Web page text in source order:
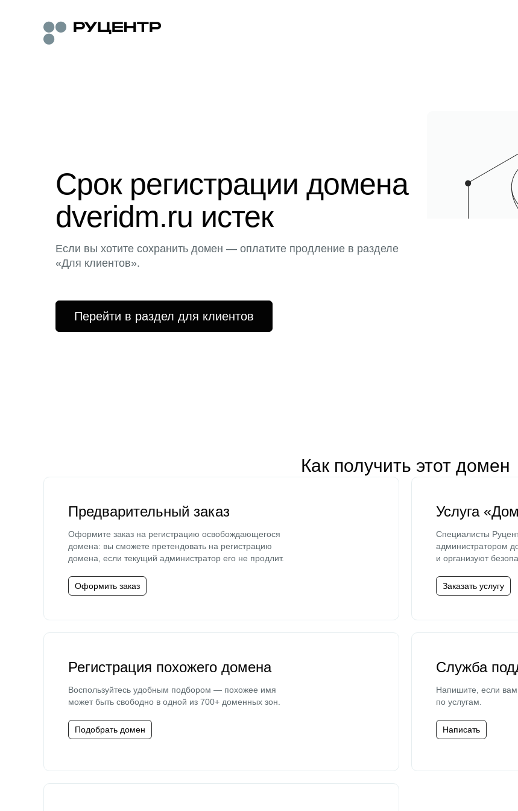
Срок регистрации домена
dveridm.ru истек
Если вы хотите сохранить домен — оплатите продление в разделе
«Для клиентов».
Перейти в раздел для клиентов
Как получить этот домен
Предварительный заказ
Оформите заказ на регистрацию освобождающегося
домена: вы сможете претендовать на регистрацию
домена, если текущий администратор его не продлит.
Оформить заказ
Услуга
Специалисты
администратором
и организуют
Заказать услугу
Регистрация похожего домена
Воспользуйтесь удобным подбором — похожее имя
может быть свободно в одной из 700+ доменных зон.
Подобрать домен
Служба
Напишите, если
по услугам.
Написать